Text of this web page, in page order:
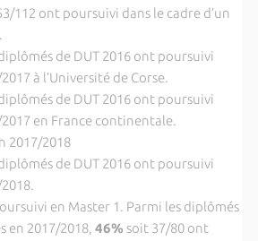
112 ont poursuivi dans le cadre d’un
de DUT 2016 ont poursuivi
à l’Université de Corse.
de DUT 2016 ont poursuivi
en France continentale.
2017/2018
de DUT 2016 ont poursuivi
en Master 1. Parmi les diplômés
en 2017/2018, 46% soit 37/80 ont